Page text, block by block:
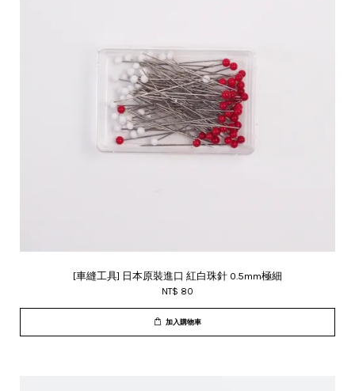
[車縫工具] 日本原裝進口 紅白珠針 0.5mm極細
NT$ 80
加入購物車